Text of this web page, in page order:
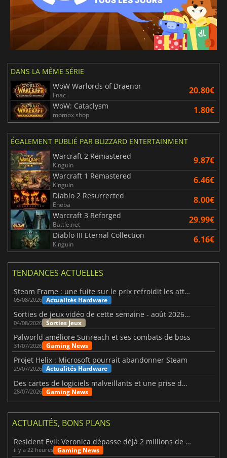
DANS LA MÊME SÉRIE
WoW Warlords of Draenor
Fnac 20.80€
WoW: Cataclysm
momox shop 1.80€
ÉGALEMENT PUBLIÉ PAR BLIZZARD ENTERTAINMENT
Warcraft 2 Remastered
Kinguin 9.87€
Warcraft 1 Remastered
Kinguin 6.46€
Diablo 2 Resurrected
Eneba 8.00€
Warcraft 3 Reforged
Battle.net 29.99€
Diablo III Eternal Collection
Kinguin 6.16€
TENDANCES ACTUELLES
Steam Frame : une fuite sur le prix refroidit les attentes VR
05/08/2026 Actualités Hardware
Sorties de jeux vidéo de cette semaine - août 2026 (semaine 32)
04/08/2026 Sorties Jeux
Palworld améliore Sunreach et ses combats de boss
31/07/2026 Gaming News
Projet Helix : Microsoft pourrait abandonner Steam
29/07/2026 Actualités Hardware
Des cartes de logiciels malveillants et une prise de contrôle de Discord ont touché Meccha Chameleon
28/07/2026 Gaming News
ACTUALITÉS, BONS PLANS
Resident Evil: Veronica dépasse déjà 2 millions de wishlists
il y a 22 heures Gaming News